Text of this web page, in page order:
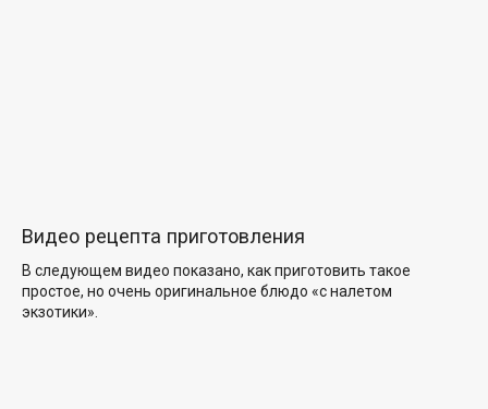
Видео рецепта приготовления
В следующем видео показано, как приготовить такое
простое, но очень оригинальное блюдо «с налетом
экзотики».